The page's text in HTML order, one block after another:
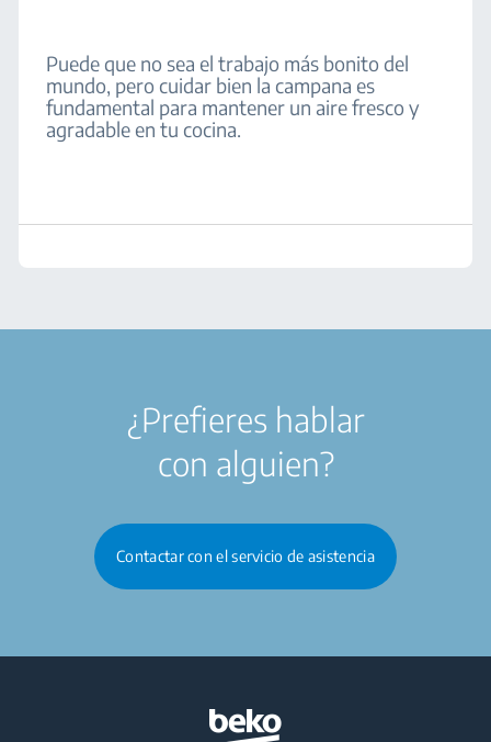
Puede que no sea el trabajo más bonito del
mundo, pero cuidar bien la campana es
fundamental para mantener un aire fresco y
agradable en tu cocina.
¿Prefieres hablar
con alguien?
Contactar con el servicio de asistencia